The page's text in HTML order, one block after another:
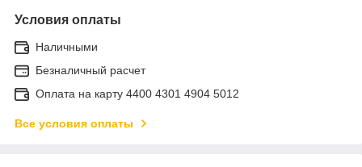
Условия оплаты
Наличными
Безналичный расчет
Оплата на карту 4400 4301 4904 5012
Все условия оплаты